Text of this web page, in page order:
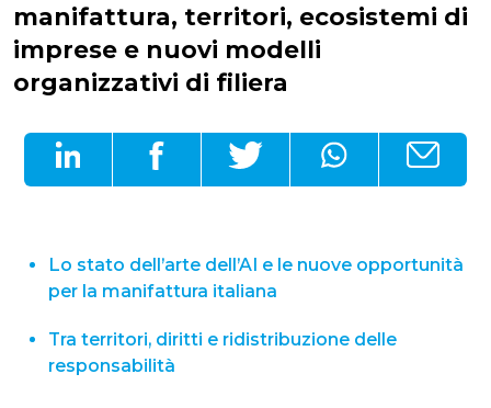
manifattura, territori, ecosistemi di
imprese e nuovi modelli
organizzativi di filiera
Lo stato dell’arte dell’AI e le nuove opportunità
per la manifattura italiana
Tra territori, diritti e ridistribuzione delle
responsabilità